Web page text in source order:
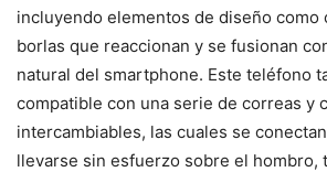
incluyendo elementos de diseño como
borlas que reaccionan y se fusionan
natural del smartphone. Este teléfono
compatible con una serie de correas y
intercambiables, las cuales se
llevarse sin esfuerzo sobre el hombro,